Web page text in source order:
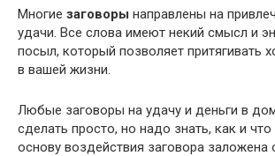
Многие заговоры направлены на
удачи. Все слова имеют некий смысл и
посыл, который позволяет притягивать
в вашей жизни.
Любые заговоры на удачу и деньги в
сделать просто, но надо знать, как и что
основу воздействия заговора заложена